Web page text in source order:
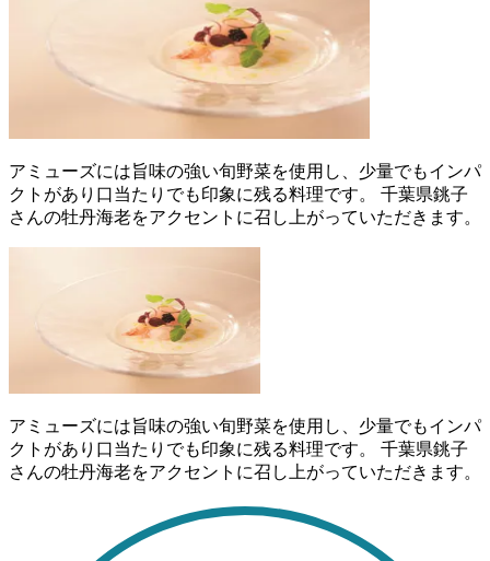
アミューズには旨味の強い旬野菜を使用し、少量でもインパ
クトがあり口当たりでも印象に残る料理です。 千葉県銚子
さんの牡丹海老をアクセントに召し上がっていただきます。
アミューズには旨味の強い旬野菜を使用し、少量でもインパ
クトがあり口当たりでも印象に残る料理です。 千葉県銚子
さんの牡丹海老をアクセントに召し上がっていただきます。